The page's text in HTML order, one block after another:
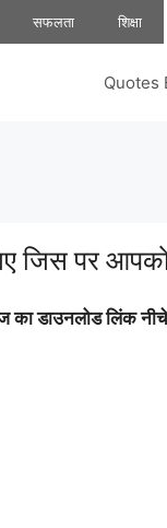
सफलता शिक्षा
Quotes
पर आपको
का डाउनलोड लिंक नीचे